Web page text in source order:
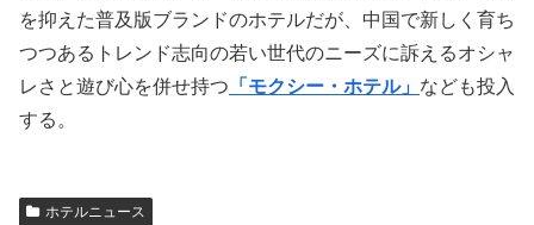
を抑えた普及版ブランドのホテルだが、中国で新しく育ち
つつあるトレンド志向の若い世代のニーズに訴えるオシャ
レさと遊び心を併せ持つ 「モクシー・ホテル」 なども投入
する。
ホテルニュース